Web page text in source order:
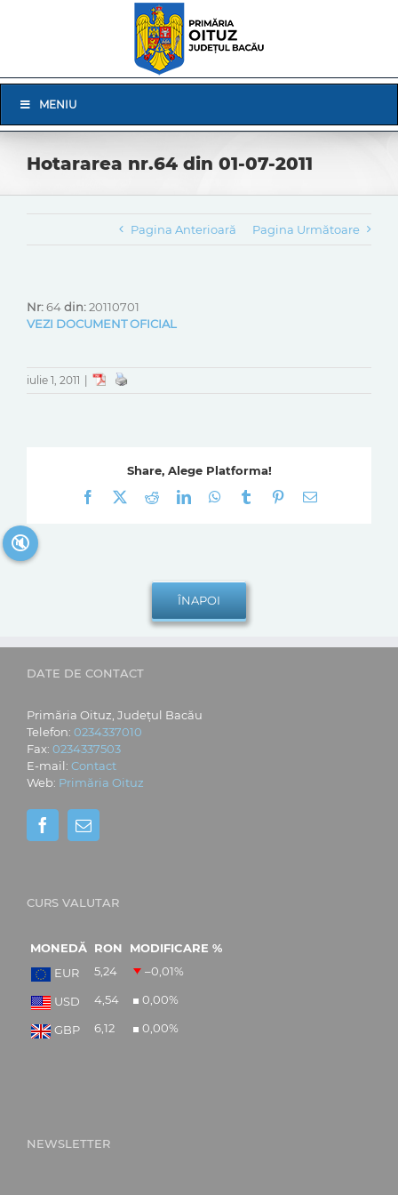
Navigation
MENIU
Hotararea nr.64 din 01-07-2011
Pagina Anterioară Pagina Următoare
Nr:64din:20110701
VEZI DOCUMENT OFICIAL
iulie 1, 2011
Share, Alege Platforma!
Facebook
RedditLinkedInWhatsApp
Tumblr Pinterest
E-
DATE DE CONTACT
Primăria Oituz, Județul Bacău
Telefon: 0234337010
Fax: 0234337503
E-mail: Contact
Web: Primăria Oituz
CURS VALUTAR
MONEDĂ RON
MODIFICARE %
EUR
5,24 –0,01%
USD 4,54 0,00%
GBP 6,12 0,00%
NEWSLETTER
🔇